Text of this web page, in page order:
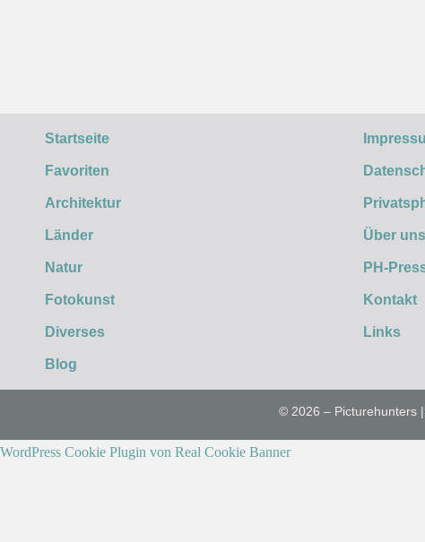
Startseite
Favoriten
Architektur
Länder
Natur
Fotokunst
Diverses
Blog
Über uns
PH-
Kontakt
Links
© 2026 – Picturehunters
WordPress Cookie Plugin von Real Cookie Banner